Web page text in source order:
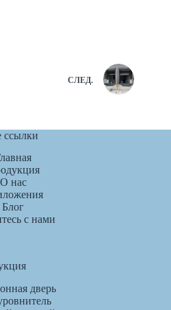
СЛЕД.
ссылки
О нас
Блог
с нами
дверь